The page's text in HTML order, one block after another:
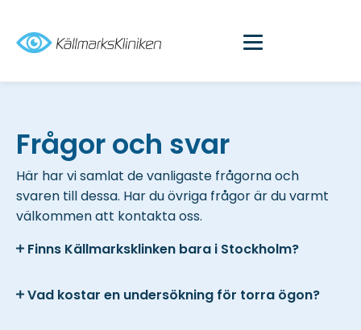
Frågor och svar
Här har vi samlat de vanligaste frågorna och
svaren till dessa. Har du övriga frågor är du varmt
välkommen att kontakta oss.
Finns Källmarksklinken bara i Stockholm?
Vad kostar en undersökning för torra ögon?